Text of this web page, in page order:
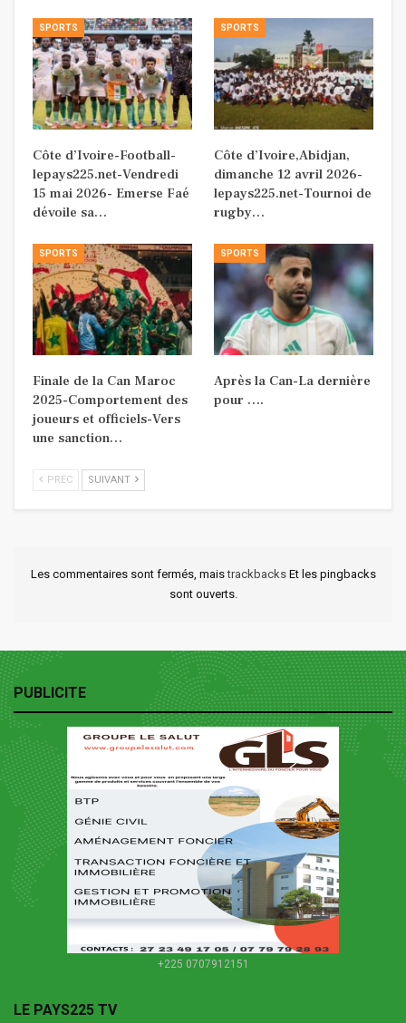
SPORTS
Côte d’Ivoire-Football-
lepays225.net-Vendredi
15 mai 2026- Emerse Faé
dévoile sa…
SPORTS
Côte d’Ivoire,Abidjan,
dimanche 12 avril 2026-
lepays225.net-Tournoi de
rugby…
SPORTS
Finale de la Can Maroc
2025-Comportement des
joueurs et officiels-Vers
une sanction…
SPORTS
Après la Can-La dernière
pour ….
PREC SUIVANT
Les commentaires sont fermés, maistrackbacks Et les pingbacks
sont ouverts.
PUBLICITE
+225 0707912151
LE PAYS225 TV